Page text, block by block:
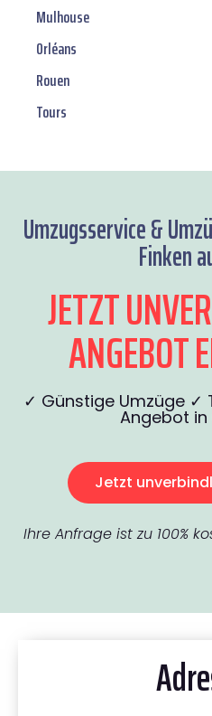
Mulhouse
Orléans
Rouen
Tours
Umzugsservice &
Finken
JETZT
ANGEBOT
✓ Günstige Umzüge ✓
Angebot in
Jetzt
Ihre Anfrage ist zu 100%